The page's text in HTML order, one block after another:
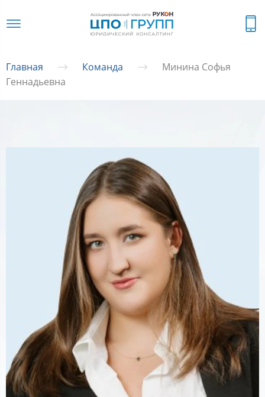
Главная Команда
Минина Софья
Геннадьевна